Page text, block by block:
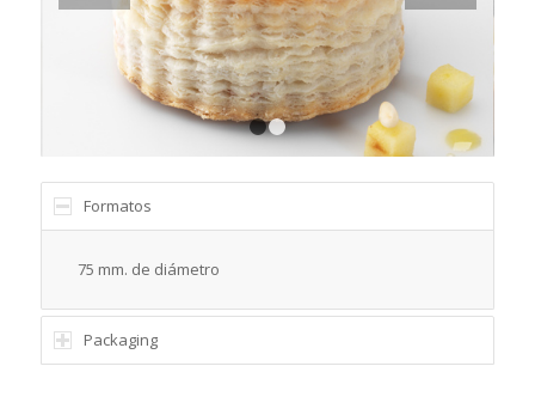
1 2
Formatos
75 mm. de diámetro
Packaging